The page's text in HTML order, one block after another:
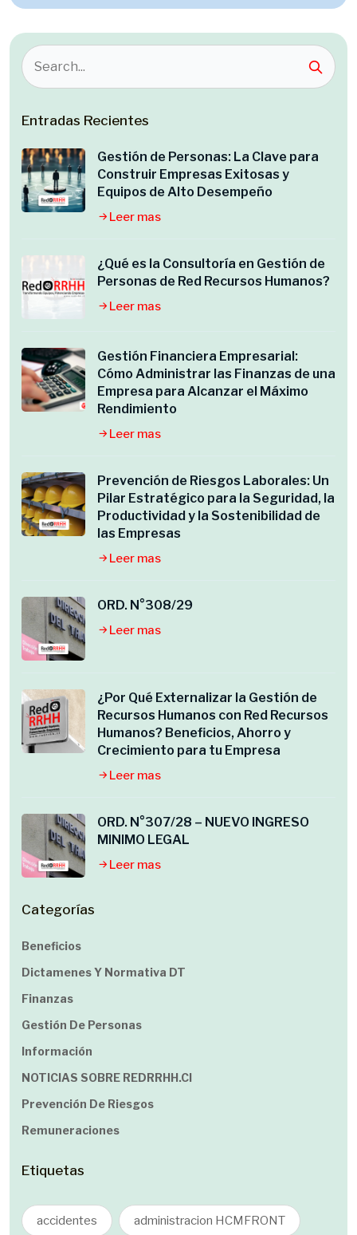
Entradas Recientes
Gestión de Personas: La Clave para
Construir Empresas Exitosas y
Equipos de Alto Desempeño
Leer mas
¿Qué es la Consultoría en Gestión de
Personas de Red Recursos Humanos?
Leer mas
Gestión Financiera Empresarial:
Cómo Administrar las Finanzas de una
Empresa para Alcanzar el Máximo
Rendimiento
Leer mas
Prevención de Riesgos Laborales: Un
Pilar Estratégico para la Seguridad, la
Productividad y la Sostenibilidad de
las Empresas
Leer mas
ORD. N°308/29
Leer mas
¿Por Qué Externalizar la Gestión de
Recursos Humanos con Red Recursos
Humanos? Beneficios, Ahorro y
Crecimiento para tu Empresa
Leer mas
ORD. N°307/28 – NUEVO INGRESO
MINIMO LEGAL
Leer mas
Categorías
Beneficios
Dictamenes Y Normativa DT
Finanzas
Gestión De Personas
Información
NOTICIAS SOBRE REDRRHH.cl
Prevención De Riesgos
Remuneraciones
Etiquetas
accidentes administracion HCMFRONT